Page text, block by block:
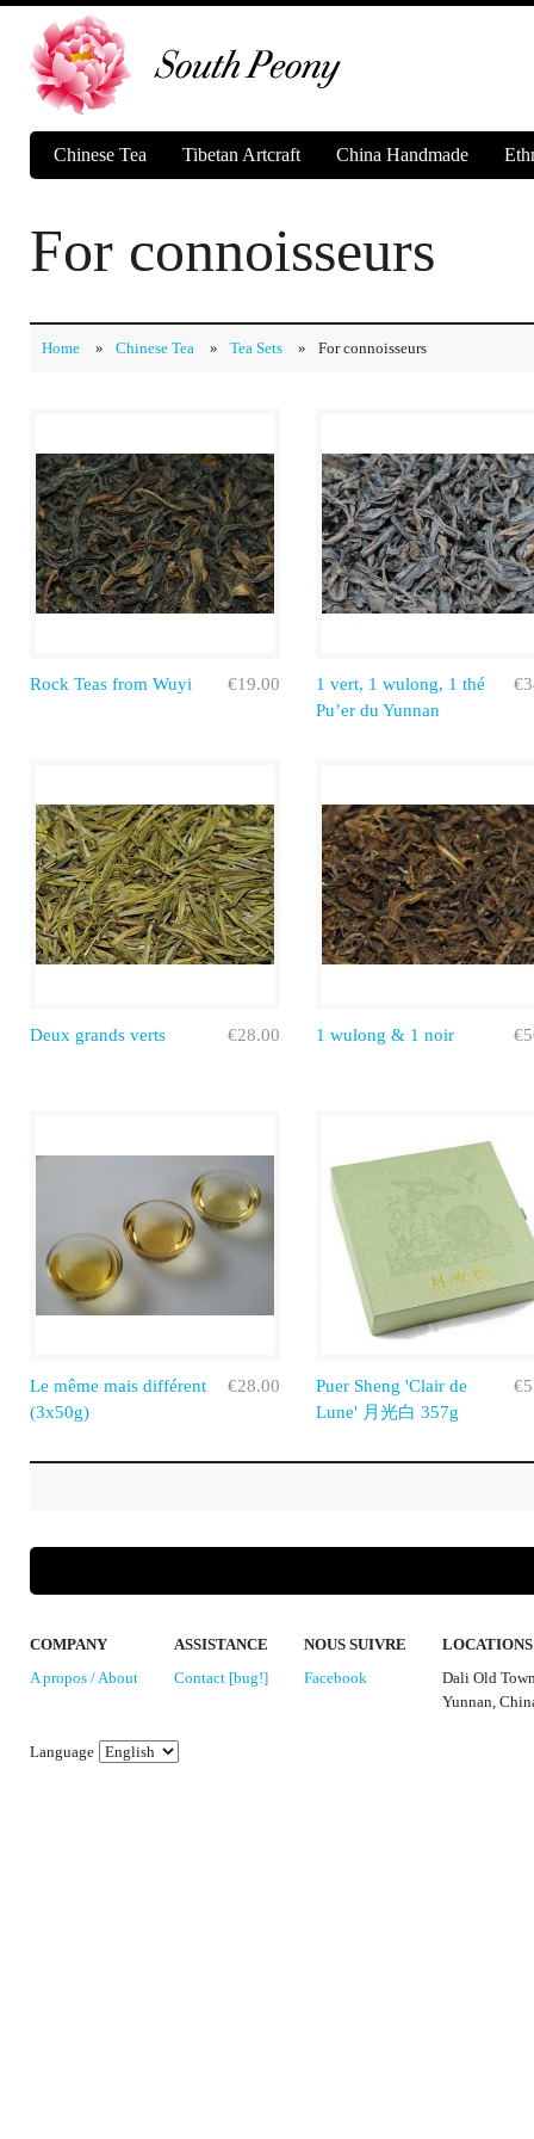
Chinese Tea Tibetan Artcraft China Handmade
For connoisseurs
Home » Chinese Tea » Tea Sets » For connoisseurs
€19.00
Rock Teas from Wuyi
1 vert, 1 wulong, 1 thé
Pu’er du Yunnan
€28.00
Deux grands verts 1 wulong & 1 noir
€28.00
Le même mais différent
(3x50g)
Puer Sheng 'Clair de
Lune' 月光白 357g
COMPANY
A propos / About
ASSISTANCE
Contact [bug!]
NOUS SUIVRE
Facebook
LOCATIONS
Dali Old
Yunnan,
Language